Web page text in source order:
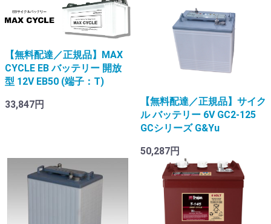
【無料配達／正規品】MAX
CYCLE EB バッテリー 開放
型 12V EB50 (端子：T)
33,847円
【無料配達／正規品】サイク
ル バッテリー 6V GC2-125
GCシリーズ G&Yu
50,287円